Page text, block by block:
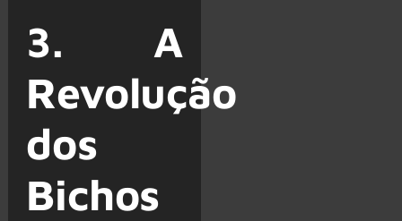
3. A
Revolução
dos
Bichos